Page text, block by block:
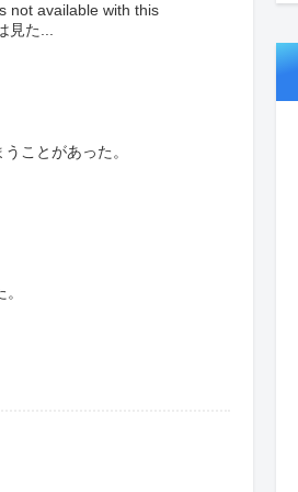
not available with this
見た...
ことがあった。